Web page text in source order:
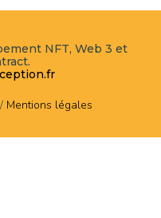
NFT, Web 3 et
Mentions légales